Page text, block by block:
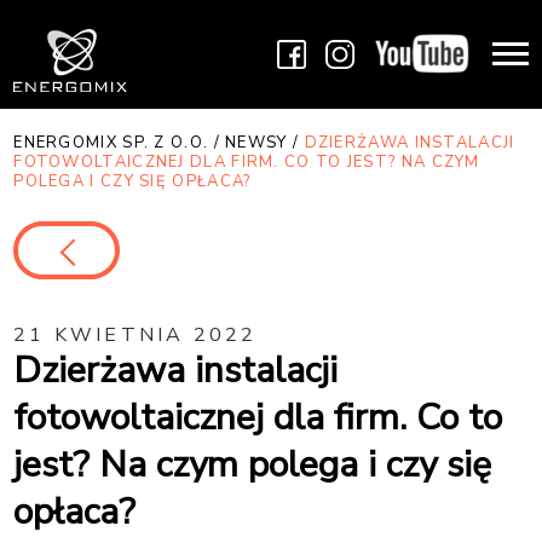
ENERGOMIX SP. Z O.O. /NEWSY / DZIERŻAWA INSTALACJI
FOTOWOLTAICZNEJ DLA FIRM. CO TO JEST? NA CZYM
POLEGA I CZY SIĘ OPŁACA?
21 KWIETNIA 2022
Dzierżawa instalacji
fotowoltaicznej dla firm. Co to
jest? Na czym polega i czy się
opłaca?